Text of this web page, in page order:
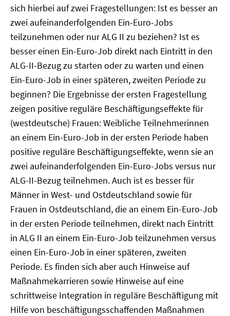
sich hierbei auf zwei Fragestellungen: Ist es besser an
zwei aufeinanderfolgenden Ein-Euro-Jobs
teilzunehmen oder nur ALG II zu beziehen? Ist es
besser einen Ein-Euro-Job direkt nach Eintritt in den
ALG-II-Bezug zu starten oder zu warten und einen
Ein-Euro-Job in einer späteren, zweiten Periode zu
beginnen? Die Ergebnisse der ersten Fragestellung
zeigen positive reguläre Beschäftigungseffekte für
(westdeutsche) Frauen: Weibliche Teilnehmerinnen
an einem Ein-Euro-Job in der ersten Periode haben
positive reguläre Beschäftigungseffekte, wenn sie an
zwei aufeinanderfolgenden Ein-Euro-Jobs versus nur
ALG-II-Bezug teilnehmen. Auch ist es besser für
Männer in West- und Ostdeutschland sowie für
Frauen in Ostdeutschland, die an einem Ein-Euro-Job
in der ersten Periode teilnehmen, direkt nach Eintritt
in ALG II an einem Ein-Euro-Job teilzunehmen versus
einen Ein-Euro-Job in einer späteren, zweiten
Periode. Es finden sich aber auch Hinweise auf
Maßnahmekarrieren sowie Hinweise auf eine
schrittweise Integration in reguläre Beschäftigung mit
Hilfe von beschäftigungsschaffenden Maßnahmen